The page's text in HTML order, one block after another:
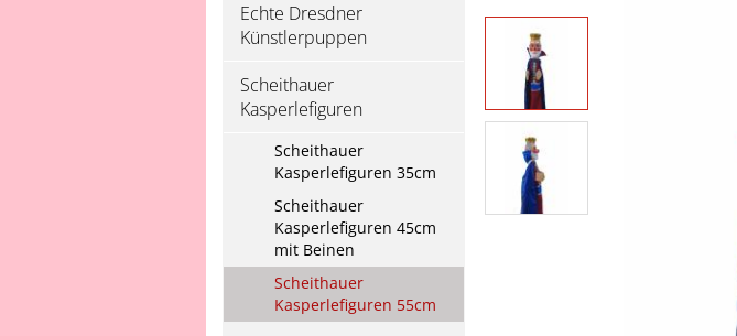
Echte Dresdner
Künstlerpuppen
Scheithauer
Kasperlefiguren
Scheithauer
Kasperlefiguren 35cm
Scheithauer
Kasperlefiguren 45cm
mit Beinen
Scheithauer
Kasperlefiguren 55cm